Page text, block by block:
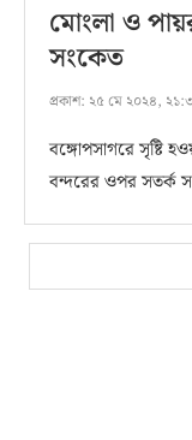
মোংলা ও
সংকেত
প্রকাশ: ২৫ মে ২০২৪,
বঙ্গোপসাগরে সৃষ্টি
বন্দরের ওপর সতর্ক